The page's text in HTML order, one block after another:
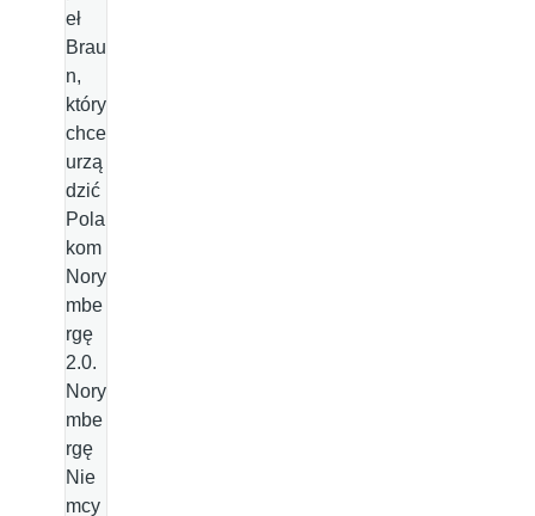
eł
Brau
n,
który
chce
urzą
dzić
Pola
kom
Nory
mbe
rgę
2.0.
Nory
mbe
rgę
Nie
mcy